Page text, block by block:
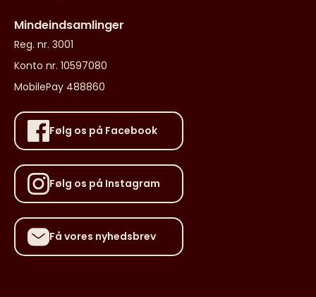
Mindeindsamlinger
Reg. nr. 3001
Konto nr. 10597080
MobilePay 488860
Følg os på Facebook
Følg os på Instagram
Få vores nyhedsbrev